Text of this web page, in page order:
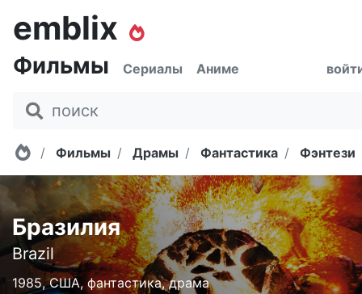
emblix
Фильмы Сериалы Аниме
Главная
Фильмы Драмы Фантастика Фэнтези
Бразилия
Brazil
1985, США, фантастика, драма